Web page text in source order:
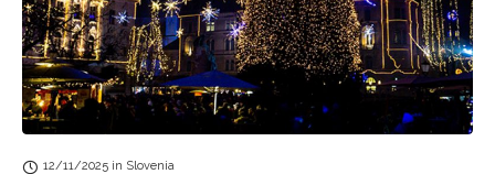
12/11/2025 in Slovenia